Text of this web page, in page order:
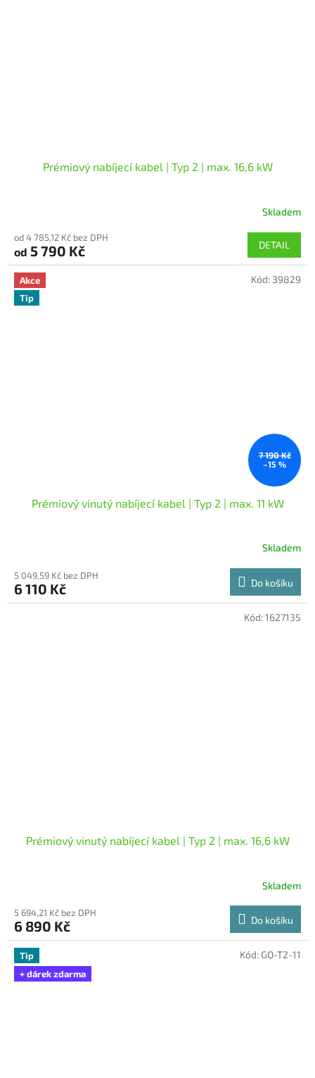
Prémiový nabíjecí kabel | Typ 2 | max. 16,6 kW
Skladem
od 4 785,12 Kč bez DPH
od 5 790 Kč DETAIL
Akce
Tip
7 190 Kč
–15 %
Prémiový vinutý nabíjecí kabel | Typ 2 | max. 11 kW
Skladem
5 049,59 Kč bez DPH
6 110 Kč Do košíku
Kód: 39829
Prémiový vinutý nabíjecí kabel | Typ 2 | max. 16,6 kW
produktu
je
5,0
5
hvězdiček.
Skladem
5 694,21 Kč bez DPH
6 890 Kč Do košíku
Kód:1627135
Tip
+ dárek zdarma
Kód: GO-T2-11